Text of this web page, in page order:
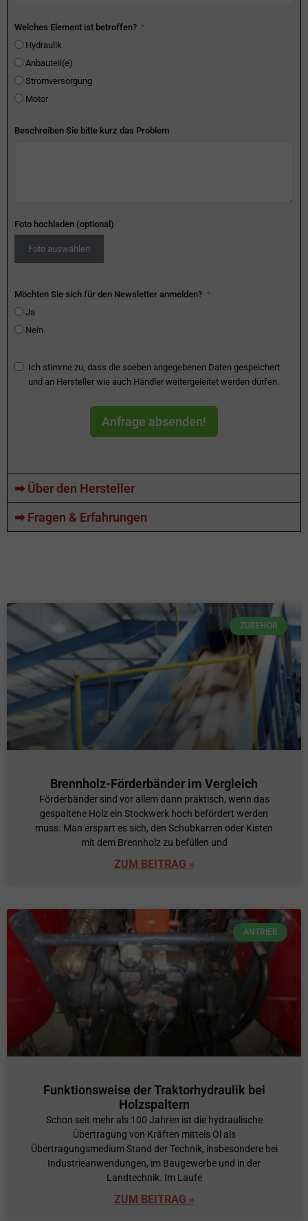
Welches Element ist betroffen?
Hydraulik
Anbauteil(e)
Stromversorgung
Motor
Beschreiben Sie bitte kurz das Problem
Foto hochladen (optional)
Foto auswählen
Möchten Sie sich für den Newsletter anmelden?
Ja
Nein
Ich stimme zu, dass die soeben angegebenen Daten gespeichert
und an Hersteller wie auch Händler weitergeleitet werden dürfen.
Anfrage absenden!
➡ Über den Hersteller
➡ Fragen & Erfahrungen
ZUBEHÖR
Brennholz-Förderbänder im Vergleich
Förderbänder sind vor allem dann praktisch, wenn das
gespaltene Holz ein Stockwerk hoch befördert werden
muss. Man erspart es sich, den Schubkarren oder Kisten
mit dem Brennholz zu befüllen und
ZUM BEITRAG »
ANTRIEB
Funktionsweise der Traktorhydraulik bei
Holzspaltern
Schon seit mehr als 100 Jahren ist die hydraulische
Übertragung von Kräften mittels Öl als
Übertragungsmedium Stand der Technik, insbesondere bei
Industrieanwendungen, im Baugewerbe und in der
Landtechnik. Im Laufe
ZUM BEITRAG »